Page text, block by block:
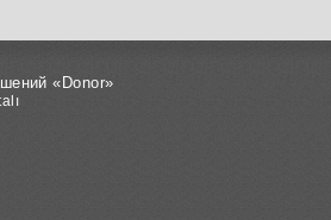
«Donor»